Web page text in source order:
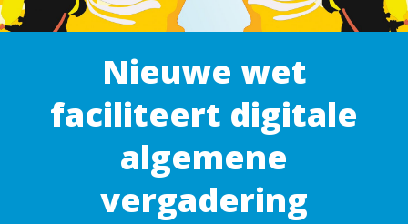
Nieuwe wet
faciliteert digitale
algemene
vergadering